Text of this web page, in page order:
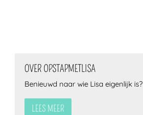
OVER OPSTAPMETLISA
Benieuwd naar wie Lisa eigenlijk is?
LEES MEER